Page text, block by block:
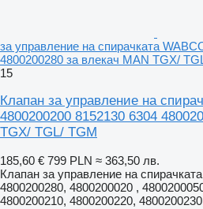
за управление на спирачката
4800200280 за влекач MAN TGX/
15
Клапан за управление на
4800200200 8152130 6304
TGX/ TGL/ TGM
185,60 € 799 PLN ≈ 363,50 лв.
Клапан за управление на спирачката
4800200280, 4800200020 ,
4800200210, 4800200220,